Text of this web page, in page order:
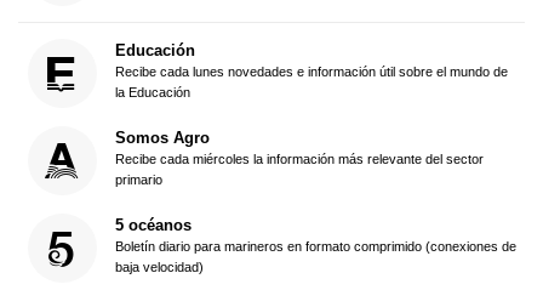
Educación
Recibe cada lunes novedades e información útil sobre el mundo de
la Educación
Somos Agro
Recibe cada miércoles la información más relevante del sector
primario
5 océanos
Boletín diario para marineros en formato comprimido (conexiones de
baja velocidad)